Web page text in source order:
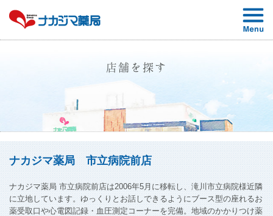
店舗を探す
ナカジマ薬局 市立病院前店
ナカジマ薬局 市立病院前店は2006年5月に移転し、滝川市立病院様近隣
に立地しています。ゆっくりとお話しできるようにブース型の座れるお
薬受取口や心電図記録・血圧測定コーナーを完備。地域のかかりつけ薬